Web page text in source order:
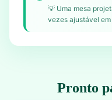
💡 Uma mesa
vezes ajustável
Pronto